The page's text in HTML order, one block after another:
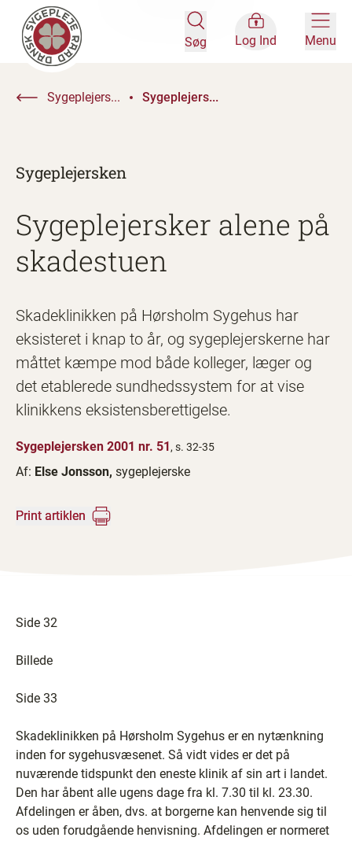
Søg Log Ind Menu
Sygeplejers... Sygeplejers...
Sygeplejersken
Sygeplejersker alene på
skadestuen
Skadeklinikken på Hørsholm Sygehus har
eksisteret i knap to år, og sygeplejerskerne har
måttet kæmpe mod både kolleger, læger og
det etablerede sundhedssystem for at vise
klinikkens eksistensberettigelse.
Sygeplejersken 2001 nr. 51, s. 32-35
Af: Else Jonsson, sygeplejerske
Print artiklen
Side 32
Billede
Side 33
Skadeklinikken på Hørsholm Sygehus er en nytænkning
inden for sygehusvæsenet. Så vidt vides er det på
nuværende tidspunkt den eneste klinik af sin art i landet.
Den har åbent alle ugens dage fra kl. 7.30 til kl. 23.30.
Afdelingen er åben, dvs. at borgerne kan henvende sig til
os uden forudgående henvisning. Afdelingen er normeret